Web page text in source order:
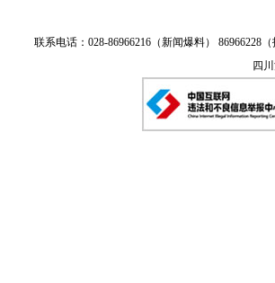
联系电话：028-86966216（新闻爆料） 86966228
四